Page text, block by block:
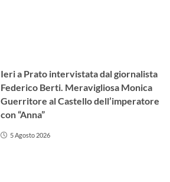
Ieri a Prato intervistata dal giornalista
Federico Berti. Meravigliosa Monica
Guerritore al Castello dell’imperatore
con “Anna”
5 Agosto 2026